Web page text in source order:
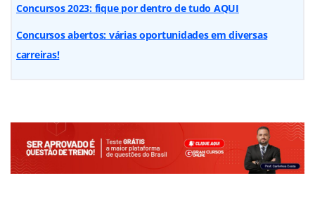
Concursos 2023: fique por dentro de tudo AQUI
Concursos abertos: várias oportunidades em diversas
carreiras!